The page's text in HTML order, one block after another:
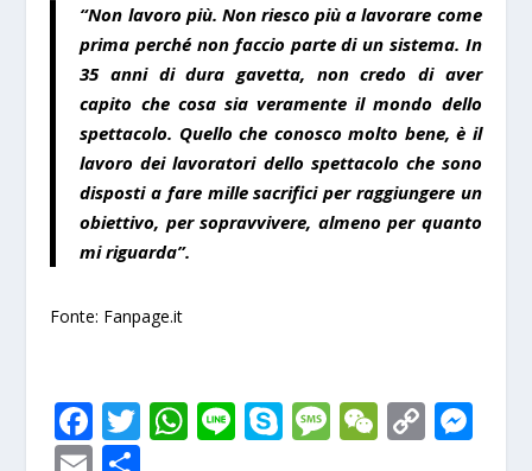
“Non lavoro più. Non riesco più a lavorare come
prima perché non faccio parte di un sistema. In
35 anni di dura gavetta, non credo di aver
capito che cosa sia veramente il mondo dello
spettacolo. Quello che conosco molto bene, è il
lavoro dei lavoratori dello spettacolo che sono
disposti a fare mille sacrifici per raggiungere un
obiettivo, per sopravvivere, almeno per quanto
mi riguarda”.
Fonte: Fanpage.it
F
ac
T W Li S M W C